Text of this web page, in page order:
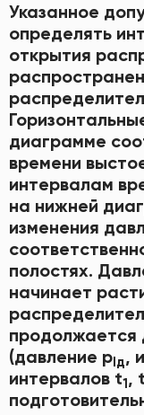
Указанное
определять
открытия
диаграмме
времени
интервалам
на нижней
изменения
полостях.
начинает
продолжается
(давление рlд,
интервалов t1, t